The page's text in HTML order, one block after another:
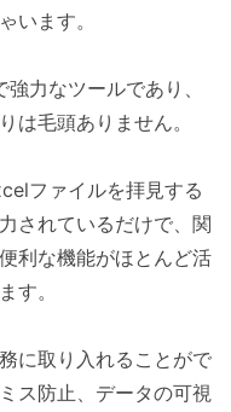
います。
力なツールであり、
は毛頭ありません。
ファイルを拝見する
されているだけで、関
利な機能がほとんど活
す。
に取り入れることがで
ス防止、データの可視